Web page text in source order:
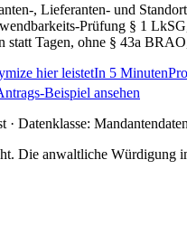
, Lieferanten- und
Prüfung § 1
Tagen, ohne § 43a
hier leistetIn 5 Minuten
Beispiel ansehen
· Datenklasse:
Die anwaltliche Würdigung